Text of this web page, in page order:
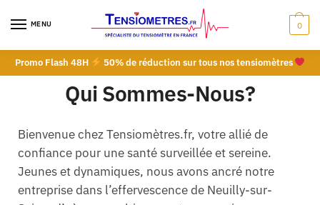
MENU 0
Promo Flash 48H 50% de réduction sur tous nos tensiomètres
Qui Sommes-Nous?
Bienvenue chez Tensiomètres.fr, votre allié de
confiance pour une santé surveillée et sereine.
Jeunes et dynamiques, nous avons ancré notre
entreprise dans l’effervescence de Neuilly-sur-